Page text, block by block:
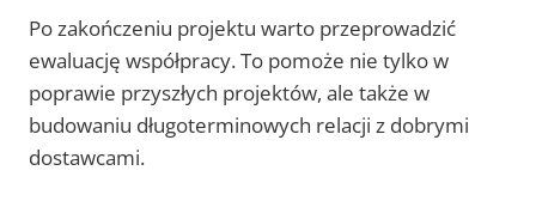
Po zakończeniu projektu warto przeprowadzić
ewaluację współpracy. To pomoże nie tylko w
poprawie przyszłych projektów, ale także w
budowaniu długoterminowych relacji z dobrymi
dostawcami.